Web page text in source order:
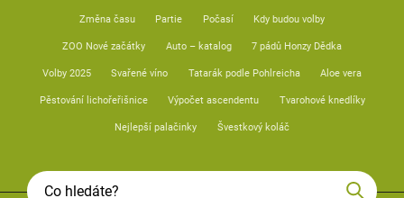
Změna času Partie Počasí Kdy budou volby
ZOO Nové začátky Auto – katalog 7 pádů Honzy Dědka
Volby 2025 Svařené víno Tatarák podle Pohlreicha Aloe vera
Pěstování lichořeřišnice Výpočet ascendentu Tvarohové knedlíky
Nejlepší palačinky Švestkový koláč